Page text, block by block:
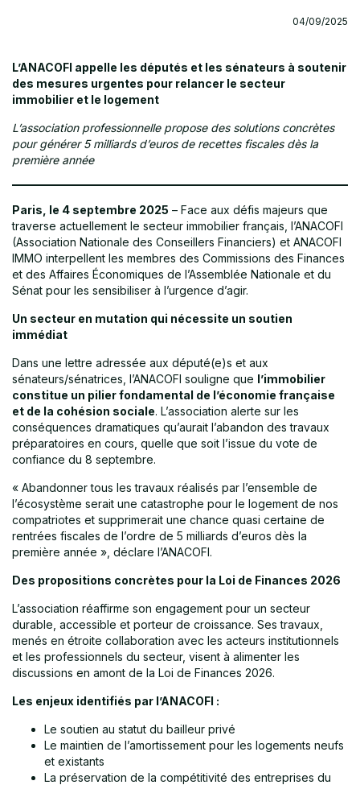
04/09/2025
L’ANACOFI appelle les députés et les sénateurs à soutenir
des mesures urgentes pour relancer le secteur
immobilier et le logement
L’association professionnelle propose des solutions concrètes
pour générer 5 milliards d’euros de recettes fiscales dès la
première année
Paris, le 4 septembre 2025 – Face aux défis majeurs que
traverse actuellement le secteur immobilier français, l’ANACOFI
(Association Nationale des Conseillers Financiers) et ANACOFI
IMMO interpellent les membres des Commissions des Finances
et des Affaires Économiques de l’Assemblée Nationale et du
Sénat pour les sensibiliser à l’urgence d’agir.
Un secteur en mutation qui nécessite un soutien
immédiat
Dans une lettre adressée aux député(e)s et aux
sénateurs/sénatrices, l’ANACOFI souligne que l’immobilier
constitue un pilier fondamental de l’économie française
et de la cohésion sociale. L’association alerte sur les
conséquences dramatiques qu’aurait l’abandon des travaux
préparatoires en cours, quelle que soit l’issue du vote de
confiance du 8 septembre.
« Abandonner tous les travaux réalisés par l’ensemble de
l’écosystème serait une catastrophe pour le logement de nos
compatriotes et supprimerait une chance quasi certaine de
rentrées fiscales de l’ordre de 5 milliards d’euros dès la
première année », déclare l’ANACOFI.
Des propositions concrètes pour la Loi de Finances 2026
L’association réaffirme son engagement pour un secteur
durable, accessible et porteur de croissance. Ses travaux,
menés en étroite collaboration avec les acteurs institutionnels
et les professionnels du secteur, visent à alimenter les
discussions en amont de la Loi de Finances 2026.
Les enjeux identifiés par l’ANACOFI :
Le soutien au statut du bailleur privé
Le maintien de l’amortissement pour les logements neufs
et existants
La préservation de la compétitivité des entreprises du